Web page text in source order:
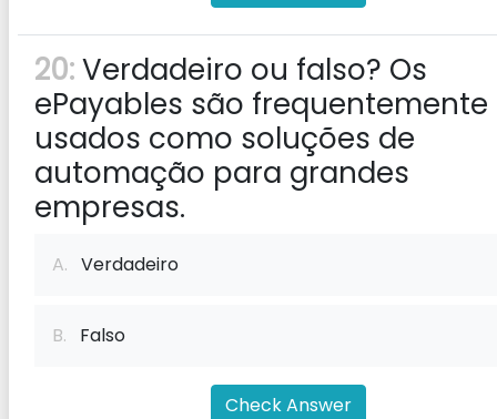
20:Verdadeiro ou falso? Os
ePayables são frequentemente
usados ​​como soluções de
automação para grandes
empresas.
A. Verdadeiro
B. Falso
Check Answer